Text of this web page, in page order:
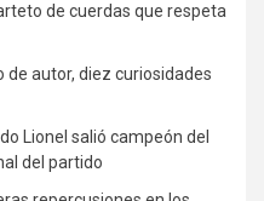
de cuerdas que respeta
de autor, diez curiosidades
Lionel salió campeón del
del partido